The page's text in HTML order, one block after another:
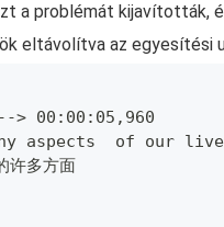
a problémát kijavították,
eltávolítva az egyesítési
> 00:00:05,960
aspects  of our
许多方面